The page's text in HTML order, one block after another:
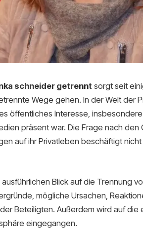
schneider getrennt sorgt seit
Wege gehen. In der Welt der
öffentliches Interesse,
präsent war. Die Frage nach den
auf ihr Privatleben beschäftigt
Blick auf die Trennung
mögliche Ursachen,
Beteiligten. Außerdem wird auf die
eingegangen.